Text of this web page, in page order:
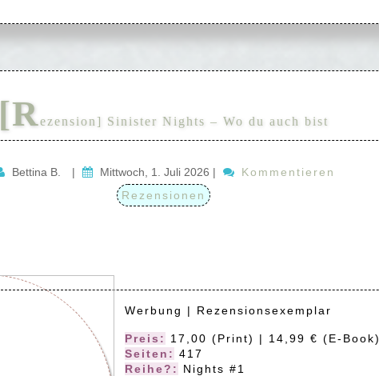
[Rezension] Sinister Nights – Wo du auch bist
Bettina B. | Mittwoch, 1. Juli 2026 |
Kommentieren
Rezensionen
Werbung | Rezensionsexemplar
Preis:
17,00 (Print) | 14,99 € (E-Book)
Seiten: 417
Reihe?:
Nights #1